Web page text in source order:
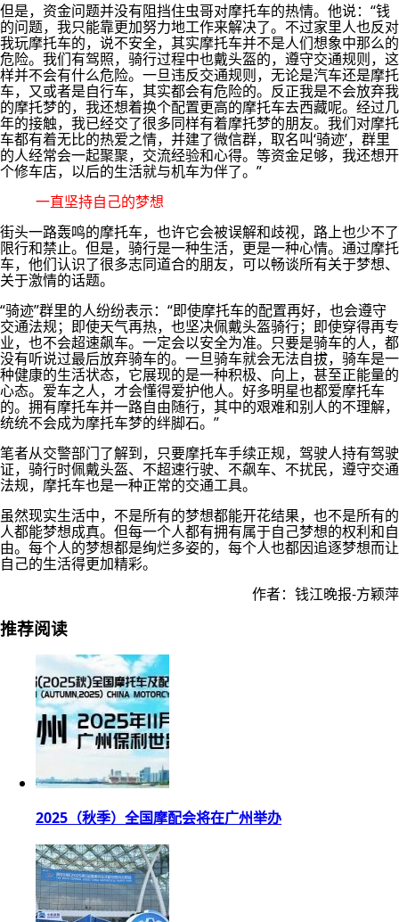
但是，资金问题并没有阻挡住虫哥对摩托车的热情。他说：“钱
的问题，我只能靠更加努力地工作来解决了。不过家里人也反对
我玩摩托车的，说不安全，其实摩托车并不是人们想象中那么的
危险。我们有驾照，骑行过程中也戴头盔的，遵守交通规则，这
样并不会有什么危险。一旦违反交通规则，无论是汽车还是摩托
车，又或者是自行车，其实都会有危险的。反正我是不会放弃我
的摩托梦的，我还想着换个配置更高的摩托车去西藏呢。经过几
年的接触，我已经交了很多同样有着摩托梦的朋友。我们对摩托
车都有着无比的热爱之情，并建了微信群，取名叫‘骑迹’，群里
的人经常会一起聚聚，交流经验和心得。等资金足够，我还想开
个修车店，以后的生活就与机车为伴了。”
一直坚持自己的梦想
街头一路轰鸣的摩托车，也许它会被误解和歧视，路上也少不了
限行和禁止。但是，骑行是一种生活，更是一种心情。通过摩托
车，他们认识了很多志同道合的朋友，可以畅谈所有关于梦想、
关于激情的话题。
“骑迹”群里的人纷纷表示：“即使摩托车的配置再好，也会遵守
交通法规；即使天气再热，也坚决佩戴头盔骑行；即使穿得再专
业，也不会超速飙车。一定会以安全为准。只要是骑车的人，都
没有听说过最后放弃骑车的。一旦骑车就会无法自拔，骑车是一
种健康的生活状态，它展现的是一种积极、向上，甚至正能量的
心态。爱车之人，才会懂得爱护他人。好多明星也都爱摩托车
的。拥有摩托车并一路自由随行，其中的艰难和别人的不理解，
统统不会成为摩托车梦的绊脚石。”
笔者从交警部门了解到，只要摩托车手续正规，驾驶人持有驾驶
证，骑行时佩戴头盔、不超速行驶、不飙车、不扰民，遵守交通
法规，摩托车也是一种正常的交通工具。
虽然现实生活中，不是所有的梦想都能开花结果，也不是所有的
人都能梦想成真。但每一个人都有拥有属于自己梦想的权利和自
由。每个人的梦想都是绚烂多姿的，每个人也都因追逐梦想而让
自己的生活得更加精彩。
作者：钱江晚报-方颖萍
推荐阅读
2025（秋季）全国摩配会将在广州举办